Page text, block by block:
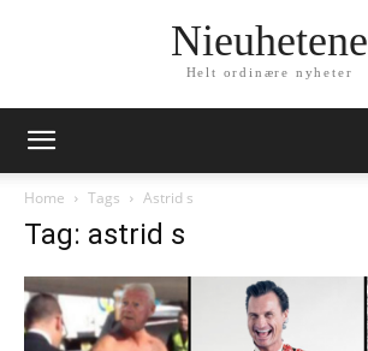
Nieuhetene
Helt ordinære nyheter
Home Tags Astrid s
Tag: astrid s